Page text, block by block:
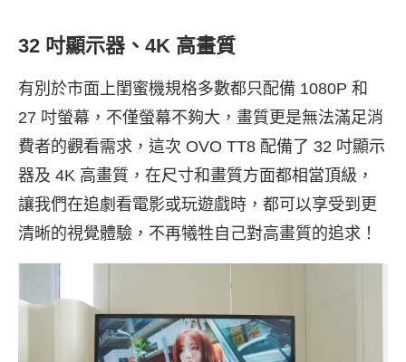
32 吋顯示器、4K 高畫質
有別於市面上閨蜜機規格多數都只配備 1080P 和
27 吋螢幕，不僅螢幕不夠大，畫質更是無法滿足消
費者的觀看需求，這次 OVO TT8 配備了 32 吋顯示
器及 4K 高畫質，在尺寸和畫質方面都相當頂級，
讓我們在追劇看電影或玩遊戲時，都可以享受到更
清晰的視覺體驗，不再犧牲自己對高畫質的追求！